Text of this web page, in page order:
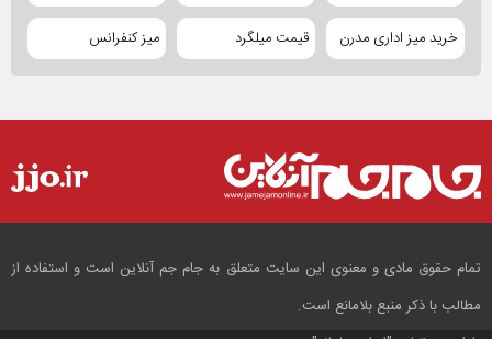
خرید میز اداری مدرن قیمت میلگرد میز کنفرانس
تمام حقوق مادی و معنوی این سایت متعلق به جام جم آنلاین است و استفاده از
مطالب با ذکر منبع بلامانع است.